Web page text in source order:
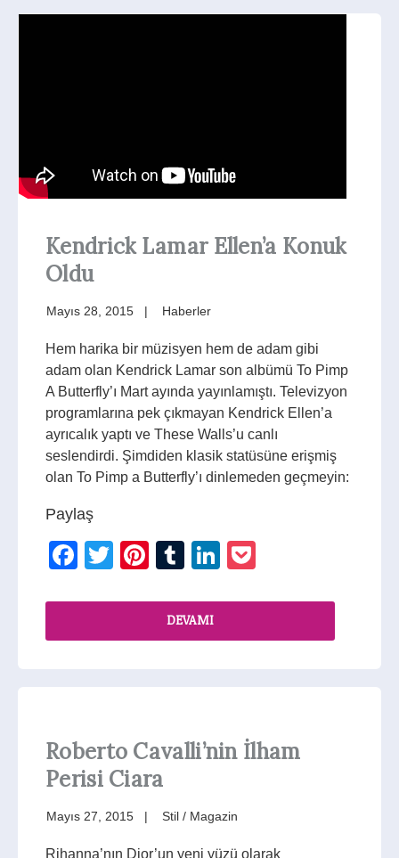
Kendrick Lamar Ellen’a Konuk
Oldu
Mayıs 28, 2015 Haberler
Hem harika bir müzisyen hem de adam gibi
adam olan Kendrick Lamar son albümü To Pimp
A Butterfly’ı Mart ayında yayınlamıştı. Televizyon
programlarına pek çıkmayan Kendrick Ellen’a
ayrıcalık yaptı ve These Walls’u canlı
seslendirdi. Şimdiden klasik statüsüne erişmiş
olan To Pimp a Butterfly’ı dinlemeden geçmeyin:
Paylaş
Facebook
TwitterPinterest
TumblrLinkedIn
DEVAMI
Roberto Cavalli’nin İlham
Perisi Ciara
Mayıs 27, 2015 Stil / Magazin
Rihanna’nın Dior’un yeni yüzü olarak